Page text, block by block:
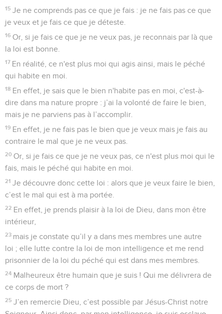
15 Je ne comprends pas ce que je fais : je ne fais pas ce que
je veux et je fais ce que je déteste.
16 Or, si je fais ce que je ne veux pas, je reconnais par là que
la loi est bonne.
17 En réalité, ce n'est plus moi qui agis ainsi, mais le péché
qui habite en moi.
18 En effet, je sais que le bien n'habite pas en moi, c'est-à-
dire dans ma nature propre : j’ai la volonté de faire le bien,
mais je ne parviens pas à l’accomplir.
19 En effet, je ne fais pas le bien que je veux mais je fais au
contraire le mal que je ne veux pas.
20 Or, si je fais ce que je ne veux pas, ce n'est plus moi qui le
fais, mais le péché qui habite en moi.
21 Je découvre donc cette loi : alors que je veux faire le bien,
c’est le mal qui est à ma portée.
22 En effet, je prends plaisir à la loi de Dieu, dans mon être
intérieur,
23 mais je constate qu’il y a dans mes membres une autre
loi ; elle lutte contre la loi de mon intelligence et me rend
prisonnier de la loi du péché qui est dans mes membres.
24 Malheureux être humain que je suis ! Qui me délivrera de
ce corps de mort ?
25 J’en remercie Dieu, c’est possible par Jésus-Christ notre